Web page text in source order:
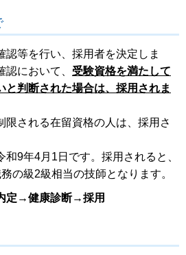
等を行い、採用者を決定しま
において、 受験資格を満たして
と判断された場合は、採用されま
される在留資格の人は、採用さ
9年4月1日です。採用されると、
の級2級相当の技師となります。
定→健康診断→採用